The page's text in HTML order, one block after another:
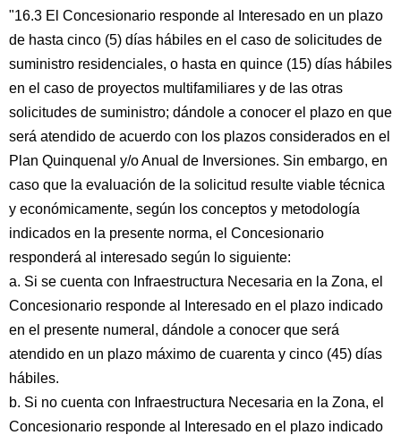
"16.3 El Concesionario responde al Interesado en un plazo
de hasta cinco (5) días hábiles en el caso de solicitudes de
suministro residenciales, o hasta en quince (15) días hábiles
en el caso de proyectos multifamiliares y de las otras
solicitudes de suministro; dándole a conocer el plazo en que
será atendido de acuerdo con los plazos considerados en el
Plan Quinquenal y/o Anual de Inversiones. Sin embargo, en
caso que la evaluación de la solicitud resulte viable técnica
y económicamente, según los conceptos y metodología
indicados en la presente norma, el Concesionario
responderá al interesado según lo siguiente:
a. Si se cuenta con Infraestructura Necesaria en la Zona, el
Concesionario responde al Interesado en el plazo indicado
en el presente numeral, dándole a conocer que será
atendido en un plazo máximo de cuarenta y cinco (45) días
hábiles.
b. Si no cuenta con Infraestructura Necesaria en la Zona, el
Concesionario responde al Interesado en el plazo indicado